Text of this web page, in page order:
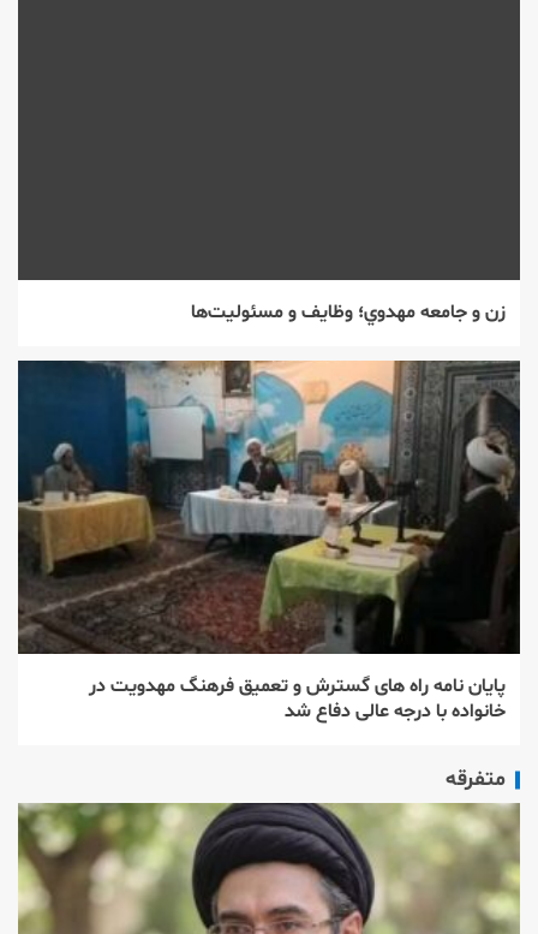
زن و جامعه مهدوي؛ وظايف و مسئوليت‌ها
پایان نامه راه های گسترش و تعمیق فرهنگ مهدویت در
خانواده با درجه عالی دفاع شد
متفرقه